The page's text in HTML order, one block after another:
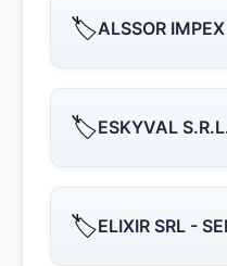
🏷️ALSSOR
🏷️ESKYVAL
🏷️ELIXIR SRL -